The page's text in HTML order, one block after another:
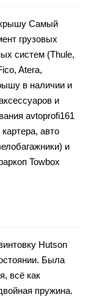
крышу Самый
грузовых
систем (Thule,
Atera,
в наличии и
и
avtoprofi161
авто
и
Towbox
Hutson
Была
всё как
пружина.